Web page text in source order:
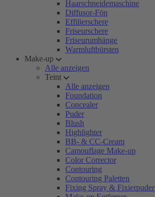
Haarschneidemaschine
Diffusor-Fön
Effilierschere
Friseurschere
Friseurumhänge
Warmluftbürsten
Make-up
Alle anzeigen
Teint
Alle anzeigen
Foundation
Concealer
Puder
Blush
Highlighter
BB- & CC-Cream
Camouflage Make-up
Color Corrector
Contouring
Contouring Paletten
Fixing Spray & Fixierpuder